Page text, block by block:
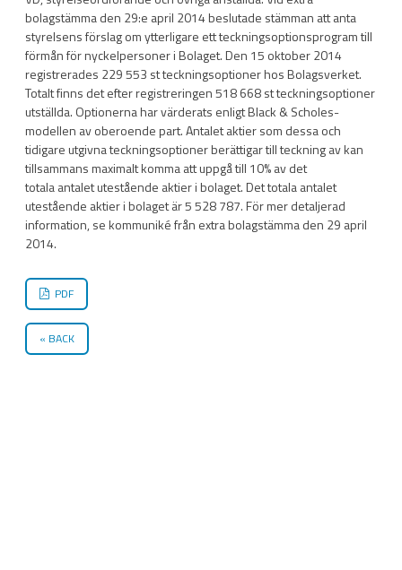
bolagstämma den 29:e april 2014 beslutade stämman att anta
styrelsens förslag om ytterligare ett teckningsoptionsprogram till
förmån för nyckelpersoner i Bolaget. Den 15 oktober 2014
registrerades 229 553 st teckningsoptioner hos Bolagsverket.
Totalt finns det efter registreringen 518 668 st teckningsoptioner
utställda. Optionerna har värderats enligt Black & Scholes-
modellen av oberoende part. Antalet aktier som dessa och
tidigare utgivna teckningsoptioner berättigar till teckning av kan
tillsammans maximalt komma att uppgå till 10% av det
totala antalet utestående aktier i bolaget. Det totala antalet
utestående aktier i bolaget är 5 528 787. För mer detaljerad
information, se kommuniké från extra bolagstämma den 29 april
2014.
PDF
BACK